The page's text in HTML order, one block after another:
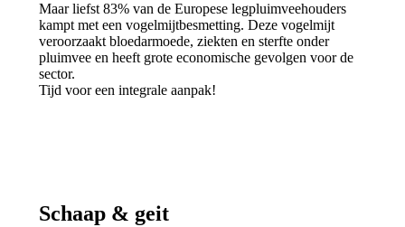
Maar liefst 83% van de Europese legpluimveehouders
kampt met een vogelmijtbesmetting. Deze vogelmijt
veroorzaakt bloedarmoede, ziekten en sterfte onder
pluimvee en heeft grote economische gevolgen voor de
sector.
Tijd voor een integrale aanpak!
Schaap & geit